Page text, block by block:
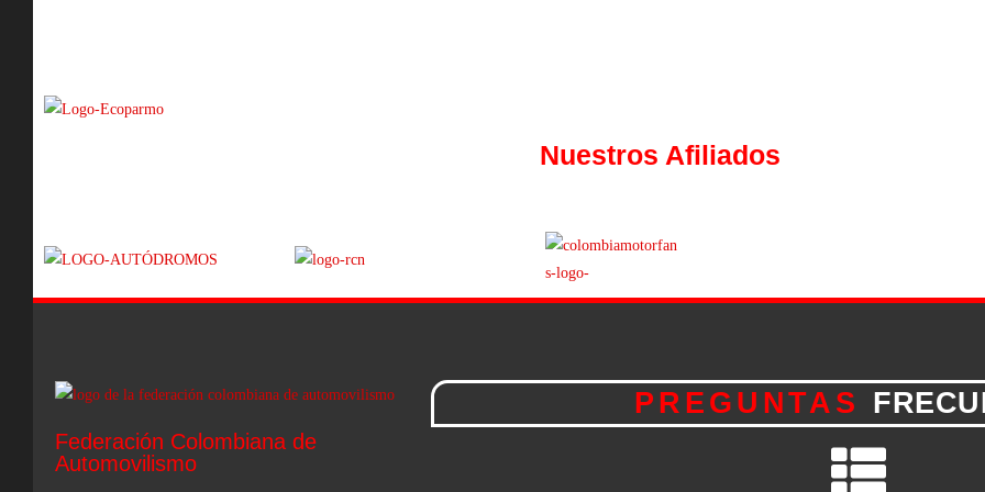
Nuestros Afiliados
Federación Colombiana de
Automovilismo
PREGUNTAS